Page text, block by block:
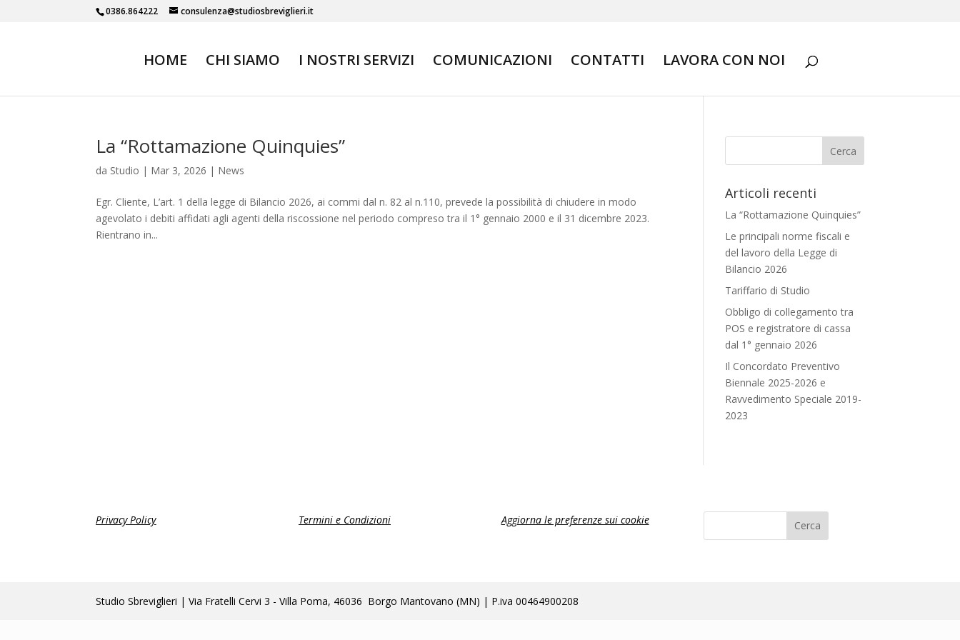
0386.864222 consulenza@studiosbreviglieri.it
HOME CHI SIAMO I NOSTRI SERVIZI COMUNICAZIONI CONTATTI LAVORA CON NOI
La “Rottamazione Quinquies”
da Studio | Mar 3, 2026 | News
Egr. Cliente, L’art. 1 della legge di Bilancio 2026, ai commi dal n. 82 al n.110, prevede la possibilità di chiudere in modo
agevolato i debiti affidati agli agenti della riscossione nel periodo compreso tra il 1° gennaio 2000 e il 31 dicembre 2023.
Rientrano in...
Articoli recenti
La “Rottamazione Quinquies”
Le principali norme fiscali e
del lavoro della Legge di
Bilancio 2026
Tariffario di Studio
Obbligo di collegamento tra
POS e registratore di cassa
dal 1° gennaio 2026
Il Concordato Preventivo
Biennale 2025-2026 e
Ravvedimento Speciale 2019-
2023
Privacy Policy Termini e Condizioni Aggiorna le preferenze sui cookie
Studio Sbreviglieri | Via Fratelli Cervi 3 - Villa Poma, 46036 Borgo Mantovano (MN) | P.iva 00464900208